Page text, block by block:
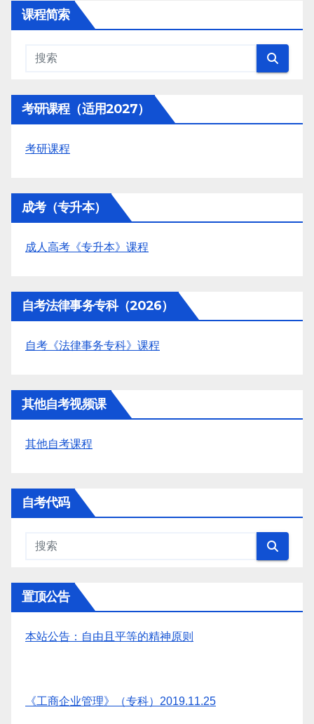
课程简索
考研课程（适用2027）
考研课程
成考（专升本）
成人高考《专升本》课程
自考法律事务专科（2026）
自考《法律事务专科》课程
其他自考视频课
其他自考课程
自考代码
置顶公告
本站公告：自由且平等的精神原则
《工商企业管理》（专科）2019.11.25